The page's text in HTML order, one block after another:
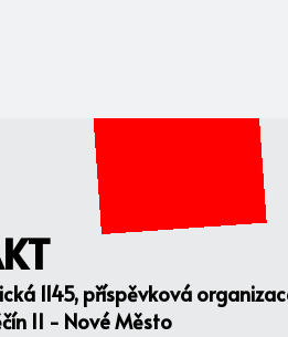
1145, příspěvková
II - Nové Město